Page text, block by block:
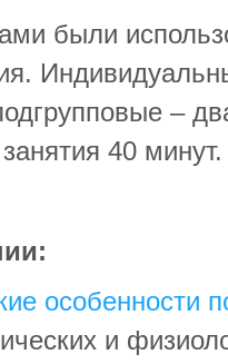
были
–
40
особенности
и